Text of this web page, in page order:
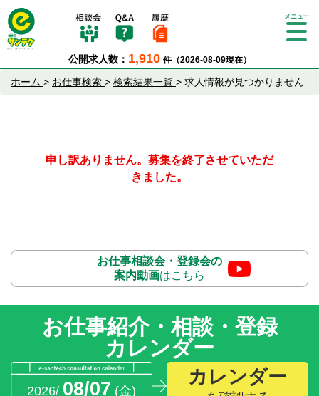
公開求人数： 1,910 件（2026-08-09現在）
Tog
ion
ホーム > お仕事検索 > 検索結果一覧 > 求人情報が見つかりません
申し訳ありません。募集を終了させていただ
きました。
お仕事相談会・登録会の
案内動画はこちら
お仕事紹介・相談・登録
カレンダー
2026/ 08/07 (金)
カレンダー